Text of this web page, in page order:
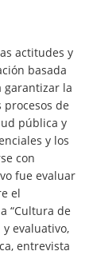
actitudes y
basada
garantizar la
de
pública y
y los
con
fue evaluar
el
“Cultura de
evaluativo,
entrevista